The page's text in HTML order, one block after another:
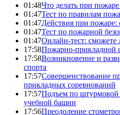
01:48Что делать при
01:47Тест по правилам
01:47Действия при пожаре:
01:47Тест по пожарной
01:47Онлайн-тест: сможете
17:58Пожарно-прикладной
17:58Возникновение и
спорта
17:57Совершенствование
прикладных соревнований
17:57Подъем по штурмовой
учебной башни
17:56Преодоление